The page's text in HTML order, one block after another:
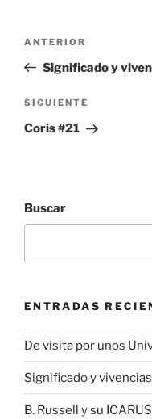
entradas
Entrada
anterior:
ANTERIOR
Significado y
Siguiente
entrada
SIGUIENTE
Coris #21
Buscar
ENTRADAS
De visita por unos
Significado y
B. Russell y su